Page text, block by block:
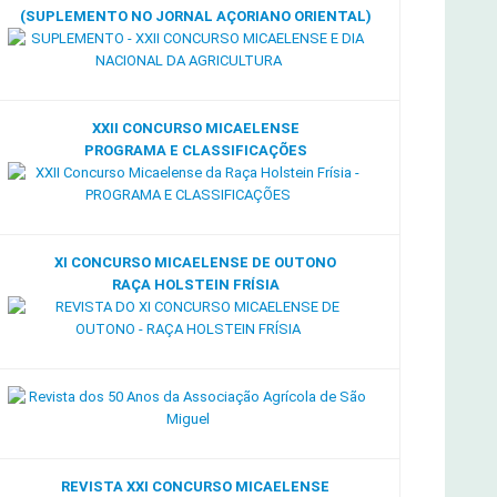
(SUPLEMENTO NO JORNAL AÇORIANO ORIENTAL)
XXII CONCURSO MICAELENSE
PROGRAMA E CLASSIFICAÇÕES
XI CONCURSO MICAELENSE DE OUTONO
RAÇA HOLSTEIN FRÍSIA
REVISTA XXI CONCURSO MICAELENSE